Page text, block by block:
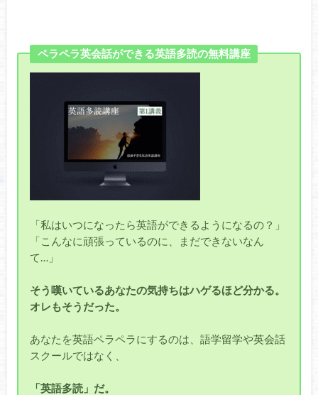
ペラペラ英会話ができる英語多読の無料講座
「私はいつになったら英語ができるようになるの？」
「こんなに頑張っているのに、まだできないなん
て…」
そう嘆いているあなたの気持ちはハゲるほど分かる。
オレもそうだった。
あなたを英語ペラペラにするのは、語学留学や英会話
スクールではなく、
「英語多読」だ。